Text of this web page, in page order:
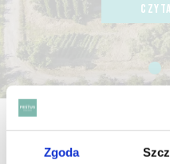
Zgoda